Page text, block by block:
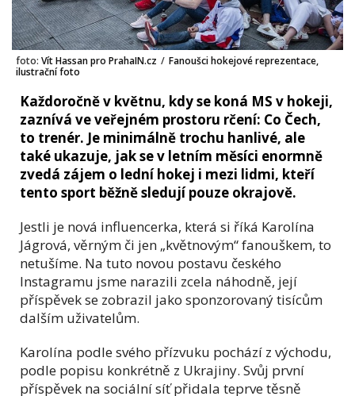
foto: Vít Hassan pro PrahaIN.cz / Fanoušci hokejové reprezentace,
ilustrační foto
Každoročně v květnu, kdy se koná MS v hokeji,
zaznívá ve veřejném prostoru rčení: Co Čech,
to trenér. Je minimálně trochu hanlivé, ale
také ukazuje, jak se v letním měsíci enormně
zvedá zájem o lední hokej i mezi lidmi, kteří
tento sport běžně sledují pouze okrajově.
Jestli je nová influencerka, která si říká Karolína
Jágrová, věrným či jen „květnovým“ fanouškem, to
netušíme. Na tuto novou postavu českého
Instagramu jsme narazili zcela náhodně, její
příspěvek se zobrazil jako sponzorovaný tisícům
dalším uživatelům.
Karolína podle svého přízvuku pochází z východu,
podle popisu konkrétně z Ukrajiny. Svůj první
příspěvek na sociální síť přidala teprve těsně